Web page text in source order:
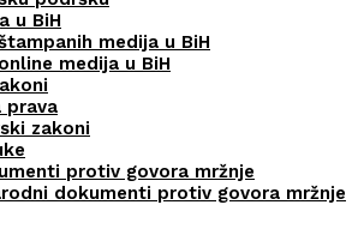
u BiH
medija u BiH
medija u BiH
prava
zakoni
protiv govora mržnje
dokumenti protiv govora mržnje